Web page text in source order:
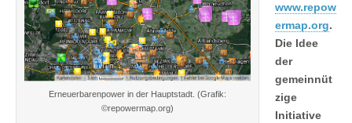
Erneuerbarenpower in der Hauptstadt. (Grafik:
©repowermap.org)
www.repow
ermap.org.
Die Idee
der
gemeinnüt
zige
Initiative